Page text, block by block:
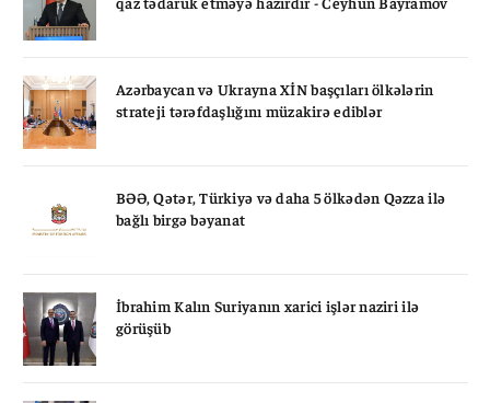
Azərbaycan və Ukrayna XİN başçıları ölkələrin
strateji tərəfdaşlığını müzakirə ediblər
BƏƏ, Qətər, Türkiyə və daha 5 ölkədən Qəzza ilə
bağlı birgə bəyanat
İbrahim Kalın Suriyanın xarici işlər naziri ilə
görüşüb